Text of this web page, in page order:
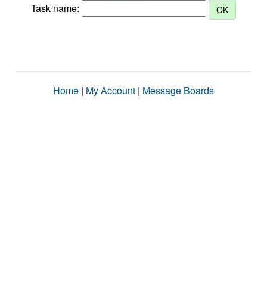
Task name:
Home | My Account | Message Boards